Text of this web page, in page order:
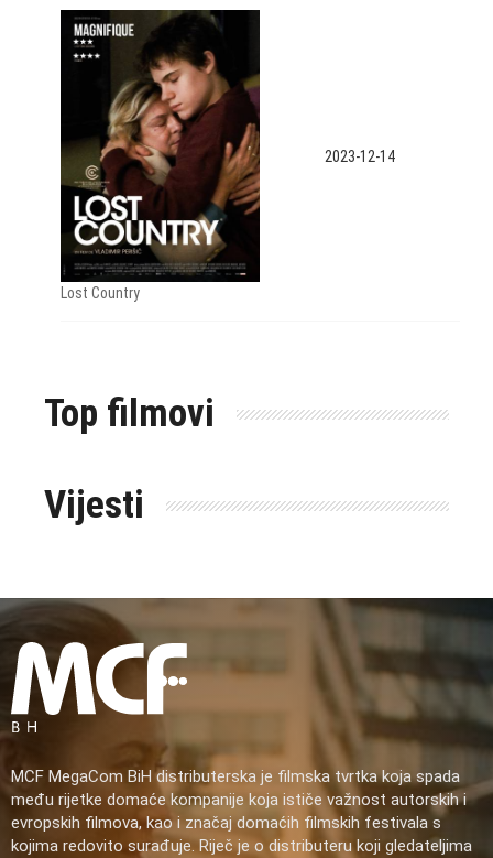
Lost Country
2023-12-14
Top filmovi
Vijesti
MCF MegaCom BiH distributerska je filmska tvrtka koja spada
među rijetke domaće kompanije koja ističe važnost autorskih i
evropskih filmova, kao i značaj domaćih filmskih festivala s
kojima redovito surađuje. Riječ je o distributeru koji gledateljima